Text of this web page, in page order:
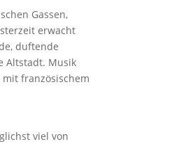
Gassen,
erwacht
duftende
Altstadt. Musik
französischem
viel von